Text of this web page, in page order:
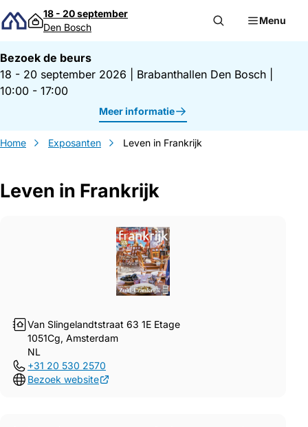
Direct naar inhoud
18 - 20 september
Den Bosch
Menu
Bezoek de beurs
18 - 20 september 2026
Brabanthallen Den Bosch
10:00 - 17:00
Meer informatie
Home Exposanten Leven in Frankrijk
Leven in Frankrijk
Van Slingelandtstraat 63 1E Etage
1051Cg, Amsterdam
NL
+31 20 530 2570
Bezoek website
Gegevens Leven in Frankrijk